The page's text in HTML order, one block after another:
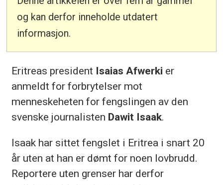
og kan derfor inneholde utdatert
informasjon.
Eritreas president Isaias Afwerki er
anmeldt for forbrytelser mot
menneskeheten for fengslingen av den
svenske journalisten Dawit Isaak.
Isaak har sittet fengslet i Eritrea i snart 20
år uten at han er dømt for noen lovbrudd.
Reportere uten grenser har derfor